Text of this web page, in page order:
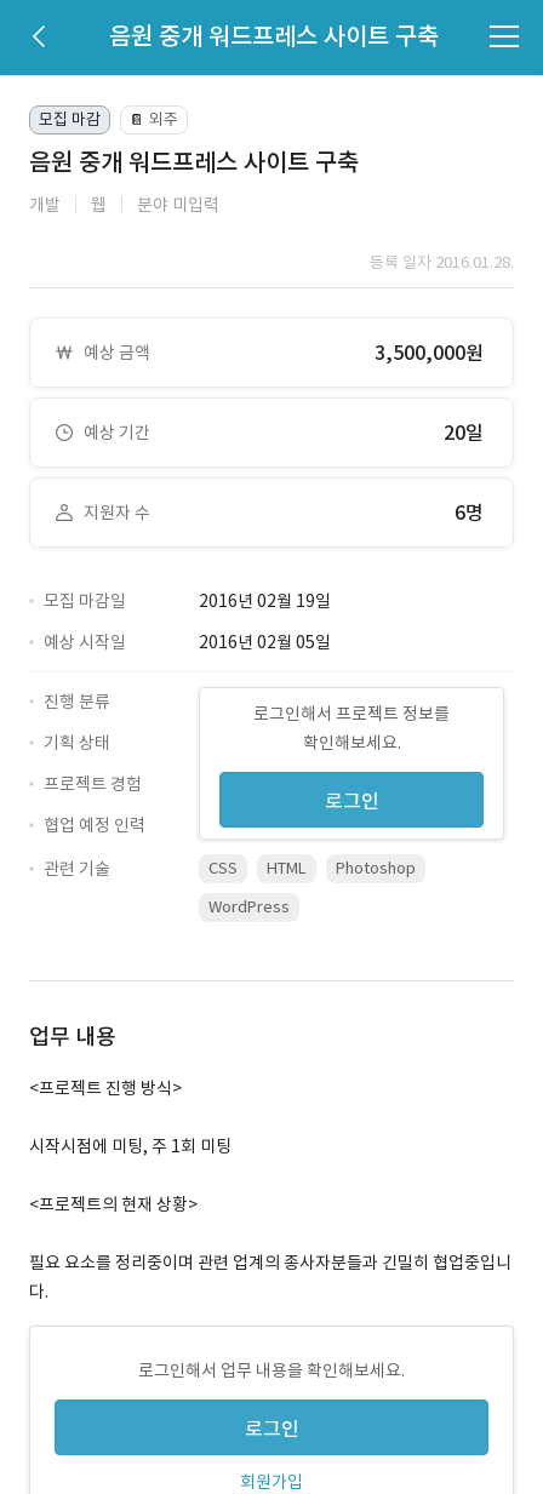
음원 중개 워드프레스 사이트 구축
모집 마감 📔 외주
음원 중개 워드프레스 사이트 구축
개발 웹 분야 미입력
등록 일자 2016.01.28.
예상 금액 3,500,000원
예상 기간 20일
지원자 수 6명
모집 마감일
2016년 02월 19일
예상 시작일
2016년 02월 05일
로그인해서 프로젝트 정보를
확인해보세요.
로그인
진행 분류
기획 상태
프로젝트 경험
협업 예정 인력
관련 기술
CSS HTML
Photoshop
WordPress
업무 내용
<프로젝트 진행 방식>
시작시점에 미팅, 주 1회 미팅
<프로젝트의 현재 상황>
필요 요소를 정리중이며 관련 업계의 종사자분들과 긴밀히 협업중입니
다.
로그인해서 업무 내용을 확인해보세요.
로그인
회원가입